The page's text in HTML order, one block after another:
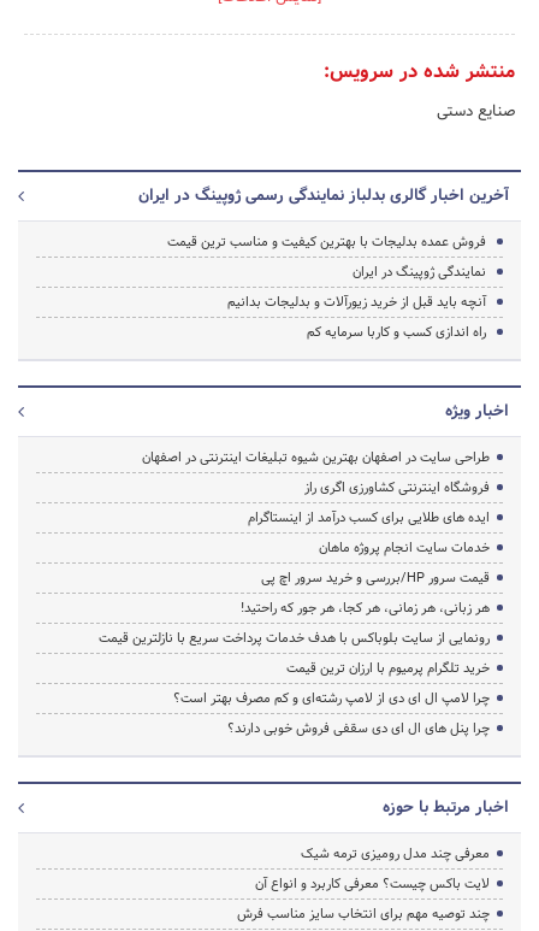
منتشر شده در سرویس:
صنایع دستی
آخرین اخبار گالری بدلباز نمایندگی رسمی ژوپینگ در ایران
فروش عمده بدلیجات با بهترین کیفیت و مناسب ترین قیمت
نمایندگی ژوپینگ در ایران
آنچه باید قبل از خرید زیورآلات و بدلیجات بدانیم
راه اندازی کسب و کاربا سرمایه کم
اخبار ویژه
طراحی سایت در اصفهان بهترین شیوه تبلیغات اینترنتی در اصفهان
فروشگاه اینترنتی کشاورزی اگری راز
ایده های طلایی برای کسب درآمد از اینستاگرام
خدمات سایت انجام پروژه ماهان
قیمت سرور HP/بررسی و خرید سرور اچ پی
هر زبانی، هر زمانی، هر کجا، هر جور که راحتید!
رونمایی از سایت بلوباکس با هدف خدمات پرداخت سریع با نازلترین قیمت
خرید تلگرام پرمیوم با ارزان ترین قیمت
چرا لامپ ال ای دی از لامپ رشته‌ای و کم مصرف بهتر است؟
چرا پنل های ال ای دی سقفی فروش خوبی دارند؟
اخبار مرتبط با حوزه
معرفی چند مدل رومیزی ترمه شیک
لایت باکس چیست؟ معرفی کاربرد و انواع آن
چند توصیه مهم برای انتخاب سایز مناسب فرش